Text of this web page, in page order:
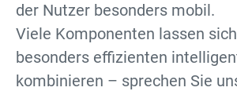
der Nutzer besonders mobil.
Viele Komponenten lassen
besonders effizienten
kombinieren – sprechen Sie